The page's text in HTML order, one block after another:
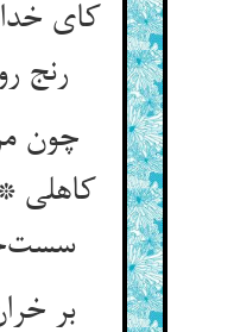
کای
رنج
چون
کاهلی
بر